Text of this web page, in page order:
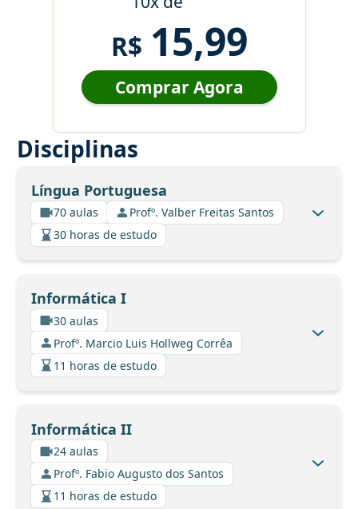
R$ 15,99
Comprar Agora
Disciplinas
Língua Portuguesa
70 aulas
Profº. Valber Freitas Santos
30 horas de estudo
Informática I
30 aulas
Profº. Marcio Luis Hollweg Corrêa
11 horas de estudo
Informática II
24 aulas
Profº. Fabio Augusto dos Santos
11 horas de estudo